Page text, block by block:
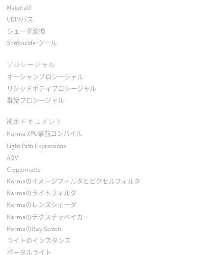
MaterialX
UDIMパス
シェーダ変換
Shotbuilderツール
プロシージャル
オーシャンプロシージャル
リジッドボディプロシージャル
群衆プロシージャル
補足ドキュメント
Karma XPU事前コンパイル
Light Path Expressions
AOV
Cryptomatte
Karmaのイメージフィルタとピクセルフィルタ
Karmaのライトフィルタ
Karmaのレンズシェーダ
Karmaのテクスチャベイカー
KarmaのRay Switch
ライトのインスタンス
ポータルライト